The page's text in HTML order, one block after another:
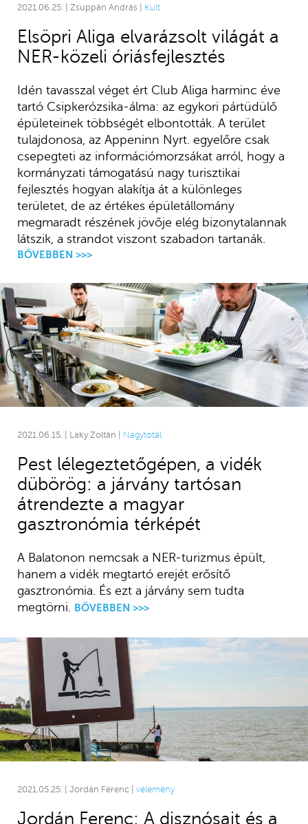
2021.06.25. | Zsuppán András | Kult
Elsöpri Aliga elvarázsolt világát a
NER-közeli óriásfejlesztés
Idén tavasszal véget ért Club Aliga harminc éve
tartó Csipkerózsika-álma: az egykori pártüdülő
épületeinek többségét elbontották. A terület
tulajdonosa, az Appeninn Nyrt. egyelőre csak
csepegteti az információmorzsákat arról, hogy a
kormányzati támogatású nagy turisztikai
fejlesztés hogyan alakítja át a különleges
területet, de az értékes épületállomány
megmaradt részének jövője elég bizonytalannak
látszik, a strandot viszont szabadon tartanák.
BŐVEBBEN >>>
2021.06.15. | Laky Zoltán | Nagytotál
Pest lélegeztetőgépen, a vidék
dübörög: a járvány tartósan
átrendezte a magyar
gasztronómia térképét
A Balatonon nemcsak a NER-turizmus épült,
hanem a vidék megtartó erejét erősítő
gasztronómia. És ezt a járvány sem tudta
megtörni. BŐVEBBEN >>>
2021.05.25. | Jordán Ferenc | vélemény
Jordán Ferenc: A disznósajt és a